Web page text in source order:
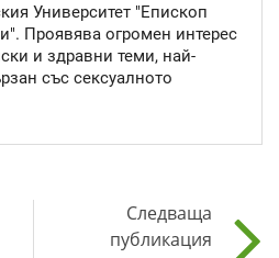
Университет "Епископ
Проявява огромен интерес
и здравни теми, най-
със сексуалното
Следваща
публикация